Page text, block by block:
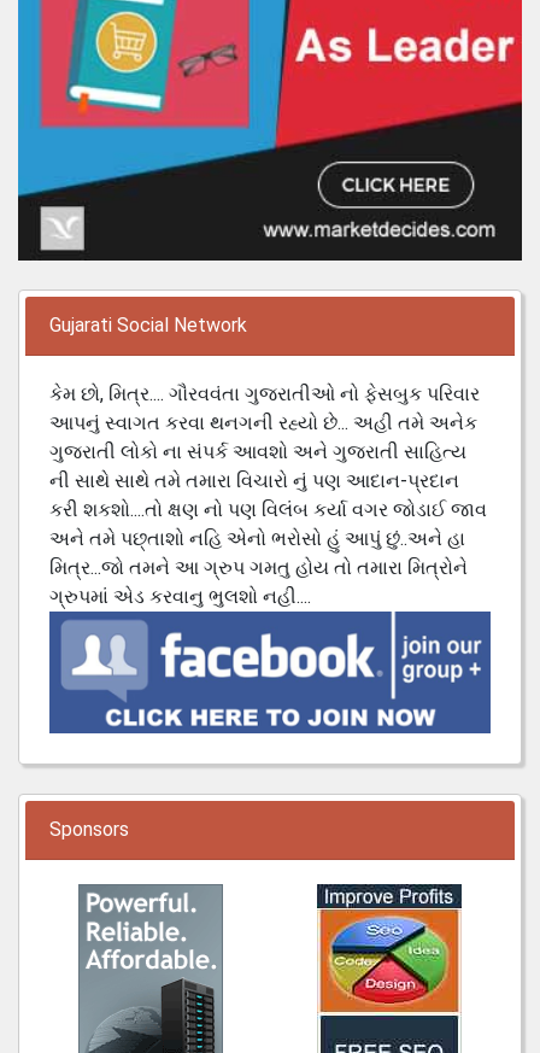
Gujarati Social Network
કેમ છો, મિત્ર.... ગૌરવવંતા ગુજરાતીઓ નો ફેસબુક પરિવાર
આપનું સ્વાગત કરવા થનગની રહ્યો છે... અહી તમે અનેક
ગુજરાતી લોકો ના સંપર્ક આવશો અને ગુજરાતી સાહિત્ય
ની સાથે સાથે તમે તમારા વિચારો નું પણ આદાન-પ્રદાન
કરી શકશો....તો ક્ષણ નો પણ વિલંબ કર્યા વગર જોડાઈ જાવ
અને તમે પછ્તાશો નહિ એનો ભરોસો હું આપું છું..અને હા
મિત્ર...જો તમને આ ગ્રુપ ગમતુ હોય તો તમારા મિત્રોને
ગ્રુપમાં એડ કરવાનુ ભુલશો નહી....
Sponsors